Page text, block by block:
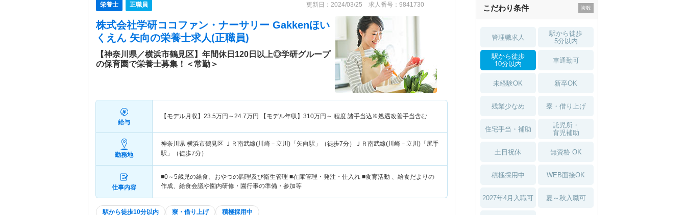
栄養士 正職員 更新日：2024/03/25 求人番号：9841730
株式会社学研ココファン・ナーサリー Gakkenほい
くえん 矢向の栄養士求人(正職員)
【神奈川県／横浜市鶴見区】年間休日120日以上◎学研グループ
の保育園で栄養士募集！＜常勤＞
給与
【モデル月収】 23.5万円～24.7万円 【モデル年収】 310万円～ 程度 諸手当込※処遇改善手当含む
勤務地
神奈川県 横浜市鶴見区 ＪＲ南武線(川崎－立川)「矢向駅」（徒歩7分）ＪＲ南武線(川崎－立川)「尻手
駅」（徒歩7分）
仕事内容
■0～5歳児の給食、おやつの調理及び衛生管理 ■在庫管理・発注・仕入れ ■食育活動 、給食だよりの
作成、給食会議や園内研修・園行事の準備・参加等
駅から徒歩10分以内 寮・借り上げ 積極採用中
こだわり条件
管理職求人
駅から徒歩
5分以内
駅から徒歩
10分以内
車通勤可
未経験OK 新卒OK
残業少なめ 寮・借り上げ
住宅手当・補助
託児所・
育児補助
土日祝休 無資格 OK
積極採用中 WEB面接OK
2027年4月入職可 夏～秋入職可